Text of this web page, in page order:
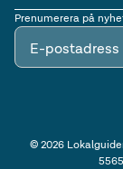
Prenumerera på
E-postadress
©2026